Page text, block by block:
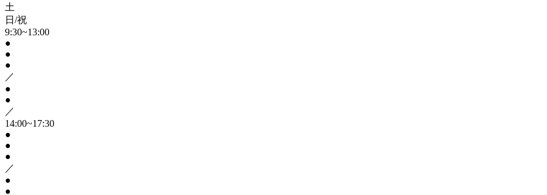
土
日/祝
9:30~13:00
●
●
●
／
●
●
／
14:00~17:30
●
●
●
／
●
●